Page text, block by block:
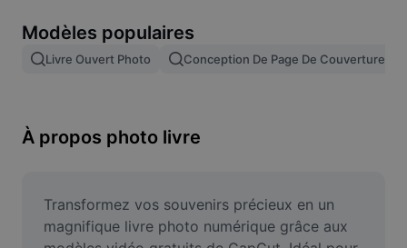
Fusion d'images
Redimensionner une image
Générateur de mèmes
AI Text Remover
Modèles populaires
Livre Ouvert Photo Conception De Page De Couverture
À propos photo livre
Transformez vos souvenirs précieux en un
magnifique livre photo numérique grâce aux